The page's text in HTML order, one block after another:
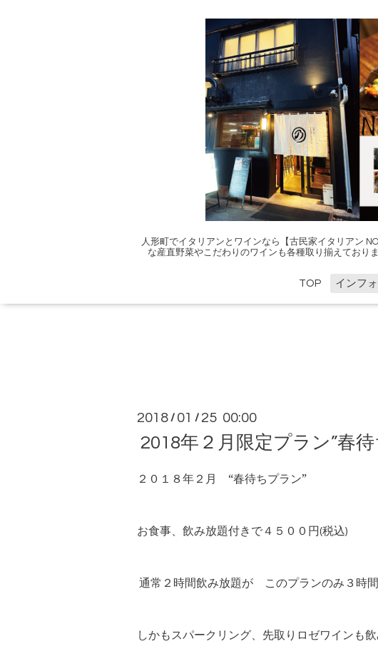
人形町でイタリアンとワインなら【古民家イタリアン
な産直野菜やこだわりのワインも各種取り揃えており
TOP インフ
2018 / 01 / 25 00:00
2018年２月限定プラン”春
２０１８年２月 “春待ちプラン”
お食事、飲み放題付きで４５００円(税込)
通常２時間飲み放題が このプランのみ３時間
しかもスパークリング、先取りロゼワインも